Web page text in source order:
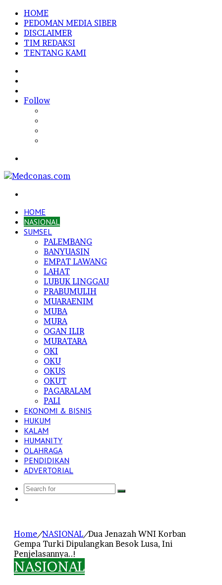
HOME
PEDOMAN MEDIA SIBER
DISCLAIMER
TIM REDAKSI
TENTANG KAMI
In
Follow
HOME
NASIONAL
SUMSEL
PALEMBANG
BANYUASIN
EMPAT LAWANG
LAHAT
LUBUK LINGGAU
PRABUMULIH
MUARAENIM
MUBA
MURA
OGAN ILIR
MURATARA
OKI
OKU
OKUS
OKUT
PAGARALAM
PALI
EKONOMI & BISNIS
HUKUM
KALAM
HUMANITY
OLAHRAGA
PENDIDIKAN
ADVERTORIAL
Search
Home/NASIONAL/Dua Jenazah WNI Korban
Gempa Turki Dipulangkan Besok Lusa, Ini
Penjelasannya..!
NASIONAL